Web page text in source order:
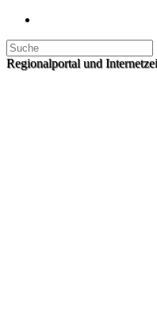
Regionalportal und